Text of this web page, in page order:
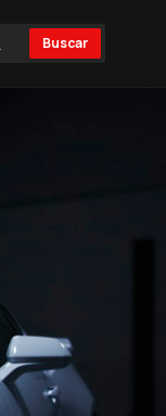
Buscar